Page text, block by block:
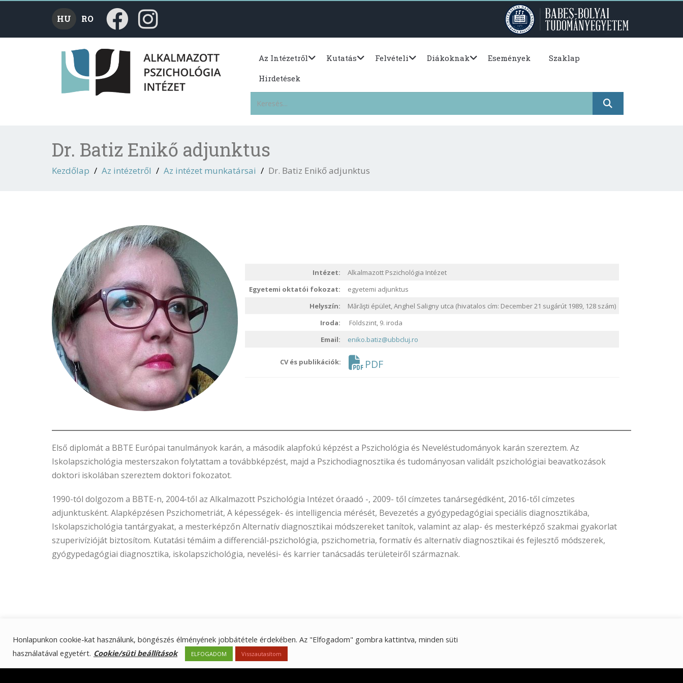
HU RO
Az Intézetről Kutatás Felvételi Diákoknak Események
Szaklap
Hirdetések
Dr. Batiz Enikő adjunktus
Kezdőlap Az intézetről Az intézet munkatársai Dr. Batiz Enikő adjunktus
Intézet:
Alkalmazott Pszichológia Intézet
Egyetemi oktatói fokozat:
egyetemi adjunktus
Helyszín:
Mărăşti épület, Anghel Saligny utca (hivatalos cím: December 21 sugárút 1989, 128 szám)
Iroda:
Földszint, 9. iroda
Email:
eniko.batiz@ubbcluj.ro
CV és publikációk: PDF
Első diplomát a BBTE Európai tanulmányok karán, a második alapfokú képzést a Pszichológia és Neveléstudományok karán szereztem. Az
Iskolapszichológia mesterszakon folytattam a továbbképzést, majd a Pszichodiagnosztika és tudományosan validált pszichológiai beavatkozások
doktori iskolában szereztem doktori fokozatot.
1990-tól dolgozom a BBTE-n, 2004-től az Alkalmazott Pszichológia Intézet óraadó -, 2009- től címzetes tanársegédként, 2016-től címzetes
adjunktusként. Alapképzésen Pszichometriát, A képességek- és intelligencia mérését, Bevezetés a gyógypedagógiai speciális diagnosztikába,
Iskolapszichológia tantárgyakat, a mesterképzőn Alternatív diagnosztikai módszereket tanítok, valamint az alap- és mesterképző szakmai gyakorlat
szuperivízióját biztosítom. Kutatási témáim a differenciál-pszichológia, pszichometria, formatív és alternatív diagnosztikai és fejlesztő módszerek,
gyógypedagógiai diagnosztika, iskolapszichológia, nevelési- és karrier tanácsadás területeiről származnak.
Honlapunkon cookie-kat használunk, böngészés élményének jobbátétele érdekében. Az "Elfogadom" gombra kattintva, minden süti
használatával egyetért. Cookie/süti beállítások ELFOGADOM Visszautasítom